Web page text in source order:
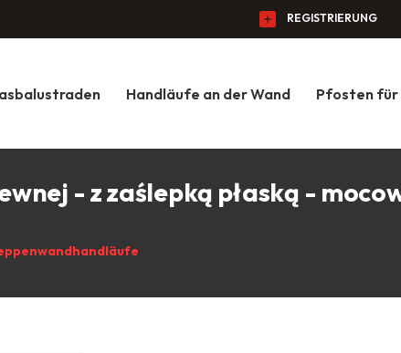
REGISTRIERUNG
Handläufe an der Wand Pfosten für
- z zaślepką płaską -